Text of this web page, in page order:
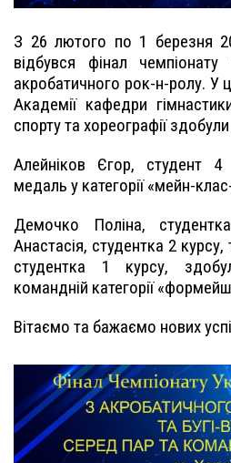
З 26 лютого по 1 березня
відбувся фінал
акробатичного рок-н-ролу. У
Академії кафедри
спорту та хореографії
Алейніков Єгор, студент 4
медаль у категорії «мейн-
Демочко Поліна,
Анастасія, студентка 2
студентка 1 курсу,
командній категорії
Вітаємо та бажаємо нових